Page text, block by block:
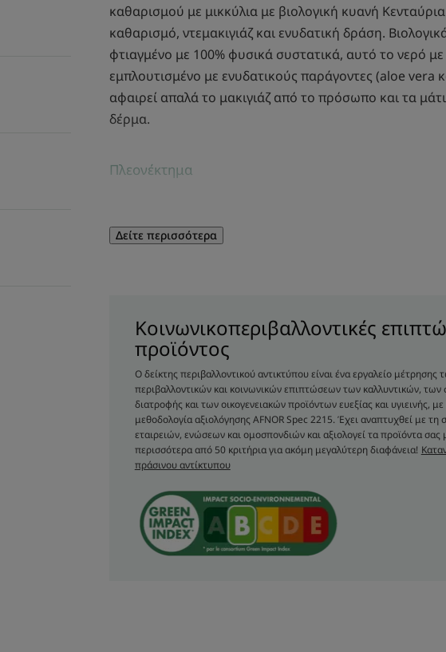
καθαρισμού με μικκύλια με βιολογική κυανή
καθαρισμό, ντεμακιγιάζ και ενυδατική δράση.
φτιαγμένο με 100% φυσικά συστατικά, αυτό το νερό με
εμπλουτισμένο με ενυδατικούς παράγοντες (aloe vera
αφαιρεί απαλά το μακιγιάζ από το πρόσωπο και τα
δέρμα.
Πλεονέκτημα
και την περιοχή των ματιών.
• ΑΦΑΙΡΕΙ ΤΟ ΜΑΚΙΓΙΑΖ: Το νερό με μικκύλια αφαιρεί
πρόσωπο, τα χείλη και την ευαίσθητη περιοχή των
δέρμα.
• ΣΕΒΕΤΑΙ ΤΗΝ ΙΣΟΡΡΟΠΙΑ ΤΟΥ ΔΕΡΜΑΤΟΣ: η minimal
φυσικά συστατικά ελαχιστοποιεί τον κίνδυνο
• ΚΑΤΑΠΡΑΫΝΕΙ : με ΒΙΟΛΟΓΙΚΗ κυανή Κενταύρια με
Υφή
Υγρό
Δείτε περισσότερα
Κοινωνικοπεριβαλλοντικές
προϊόντος
Ο δείκτης περιβαλλοντικού αντικτύπου είναι ένα εργαλείο μέτρησης
περιβαλλοντικών και κοινωνικών επιπτώσεων των καλλυντικών,
διατροφής και των οικογενειακών προϊόντων ευεξίας και υγιεινής,
μεθοδολογία αξιολόγησης AFNOR Spec 2215. Έχει αναπτυχθεί με τη
εταιρειών, ενώσεων και ομοσπονδιών και αξιολογεί τα προϊόντα σας
περισσότερα από 50 κριτήρια για ακόμη μεγαλύτερη διαφάνεια!
πράσινου αντίκτυπου